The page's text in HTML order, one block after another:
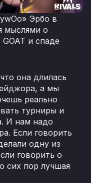
Эрбо в
мыслями о
и спаде
она длилась
а мы
реально
турниры и
И нам надо
Если говорить
одну из
говорить о
сих пор лучшая